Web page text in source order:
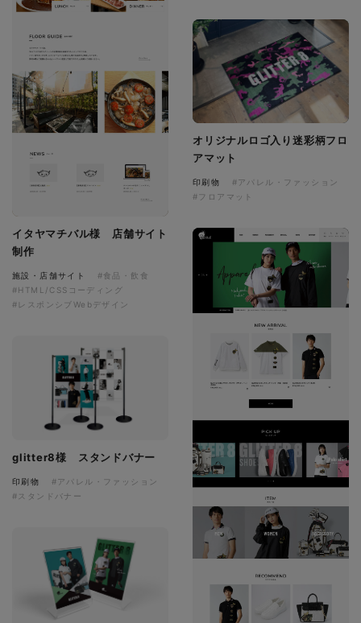
イタヤマチバル様 店舗サイト
制作
施設・店舗サイト
#食品・飲食
#HTML/CSSコーディング
#レスポンシブWebデザイン
オリジナルロゴ入り迷彩柄フロ
アマット
印刷物
#アパレル・ファッション
#フロアマット
glitter8様 スタンドバナー
印刷物
#アパレル・ファッション
#スタンドバナー